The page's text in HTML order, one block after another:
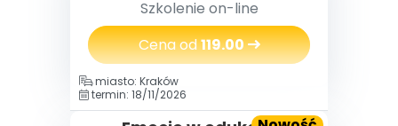
własnej wartości.
Szkolenie on-line
Cena od119.00
miasto: Kraków
termin: 18/11/2026